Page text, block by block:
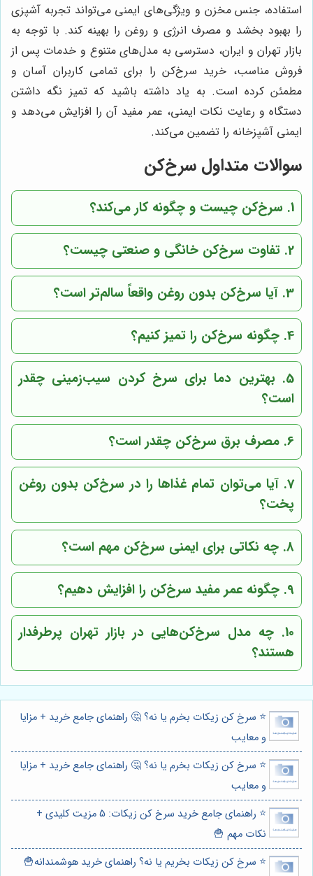
استفاده، جنس مخزن و ویژگی‌های ایمنی می‌تواند تجربه آشپزی
را بهبود بخشد و مصرف انرژی و روغن را بهینه کند. با توجه به
بازار تهران و ایران، دسترسی به مدل‌های متنوع و خدمات پس از
فروش مناسب، خرید سرخ‌کن را برای تمامی کاربران آسان و
مطمئن کرده است. به یاد داشته باشید که تمیز نگه داشتن
دستگاه و رعایت نکات ایمنی، عمر مفید آن را افزایش می‌دهد و
ایمنی آشپزخانه را تضمین می‌کند.
سوالات متداول سرخ‌کن
1. سرخ‌کن چیست و چگونه کار می‌کند؟
2. تفاوت سرخ‌کن خانگی و صنعتی چیست؟
3. آیا سرخ‌کن بدون روغن واقعاً سالم‌تر است؟
4. چگونه سرخ‌کن را تمیز کنیم؟
5. بهترین دما برای سرخ کردن سیب‌زمینی چقدر
است؟
6. مصرف برق سرخ‌کن چقدر است؟
7. آیا می‌توان تمام غذاها را در سرخ‌کن بدون روغن
پخت؟
8. چه نکاتی برای ایمنی سرخ‌کن مهم است؟
9. چگونه عمر مفید سرخ‌کن را افزایش دهیم؟
10. چه مدل سرخ‌کن‌هایی در بازار تهران پرطرفدار
هستند؟
⭐️ سرخ کن زیکات بخرم یا نه؟ 🤔 راهنمای جامع خرید + مزایا
و معایب
⭐️ سرخ کن زیکات بخرم یا نه؟ 🤔 راهنمای جامع خرید + مزایا
و معایب
⭐️ راهنمای جامع خرید سرخ کن زیکات: 5 مزیت کلیدی +
نکات مهم 🍟
⭐️ سرخ کن زیکات بخریم یا نه؟ راهنمای خرید هوشمندانه🍟